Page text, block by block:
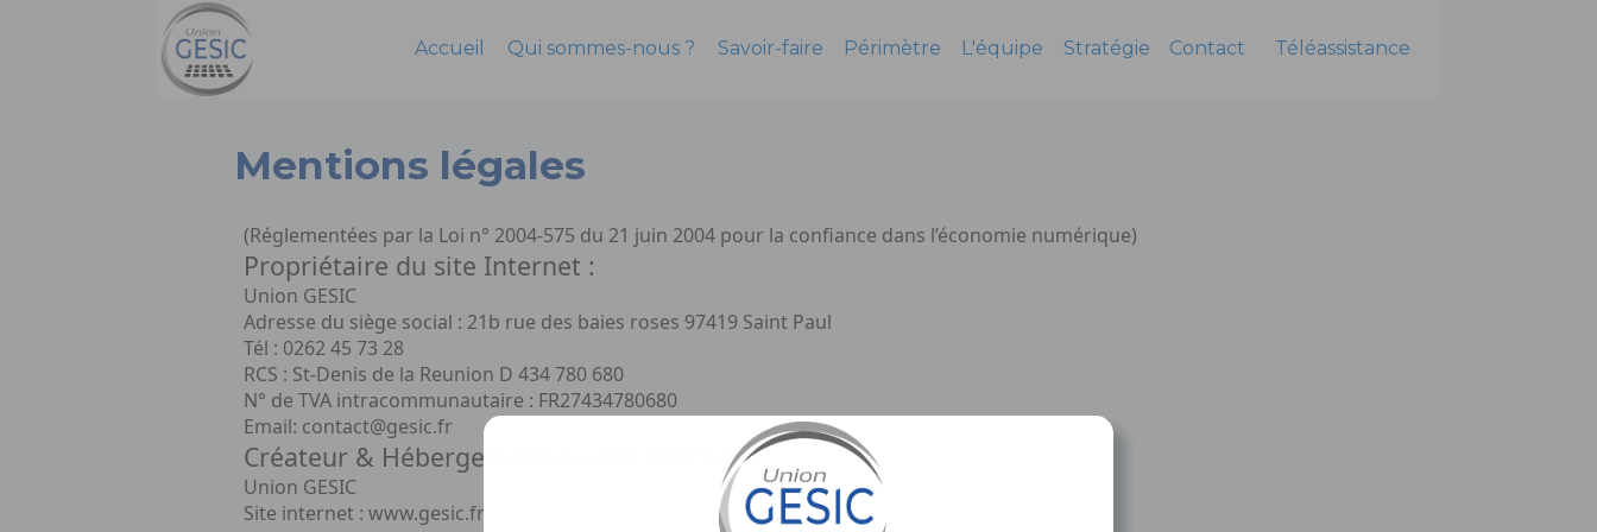
Accueil Qui sommes-nous ? Savoir-faire Périmètre L'équipe Stratégie Contact Téléassistance
Mentions légales
(Réglementées par la Loi n° 2004-575 du 21 juin 2004 pour la confiance dans l’économie numérique)
Propriétaire du site Internet :
Union GESIC
Adresse du siège social : 21b rue des baies roses 97419 Saint Paul
Tél : 0262 45 73 28
RCS : St-Denis de la Reunion D 434 780 680
N° de TVA intracommunautaire : FR27434780680
Email: contact@gesic.fr
Créateur & Hébergement du site Internet :
Union GESIC
Site internet : www.gesic.fr